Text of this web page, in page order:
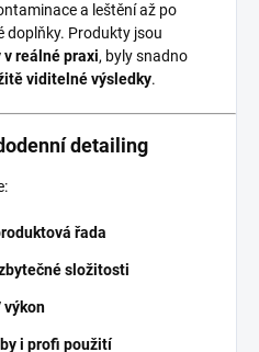
a leštění až po
doplňky. Produkty jsou
reálné praxi, byly snadno
viditelné výsledky.
detailing
řada
složitosti
výkon
i profi použití